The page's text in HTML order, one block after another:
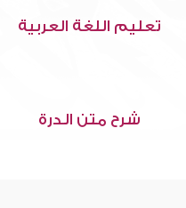
تعليم اللغة العربية
شرح متن الدرة